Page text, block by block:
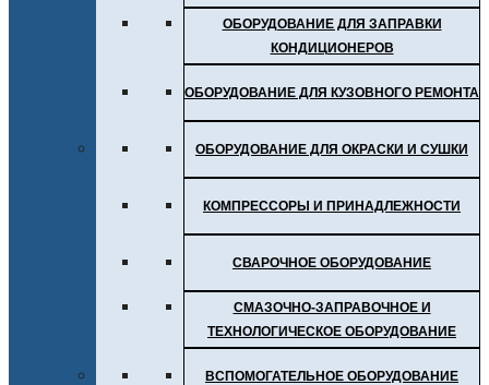
ОБОРУДОВАНИЕ ДЛЯ ЗАПРАВКИ
КОНДИЦИОНЕРОВ
ОБОРУДОВАНИЕ ДЛЯ КУЗОВНОГО РЕМОНТА
ОБОРУДОВАНИЕ ДЛЯ ОКРАСКИ И СУШКИ
КОМПРЕССОРЫ И ПРИНАДЛЕЖНОСТИ
СВАРОЧНОЕ ОБОРУДОВАНИЕ
СМАЗОЧНО-ЗАПРАВОЧНОЕ И
ТЕХНОЛОГИЧЕСКОЕ ОБОРУДОВАНИЕ
ВСПОМОГАТЕЛЬНОЕ ОБОРУДОВАНИЕ